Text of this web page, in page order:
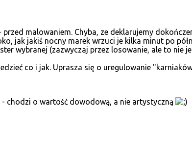
malowaniem. Chyba, ze deklarujemy
jak jakiś nocny marek wrzuci je kilka minut po
wybranej (zazwyczaj przez losowanie, ale to nie
co i jak. Uprasza się o uregulowanie
chodzi o wartość dowodową, a nie artystyczną